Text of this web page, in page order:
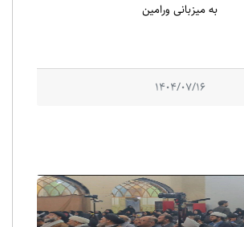
به میزبانی ورامین
1404/07/16